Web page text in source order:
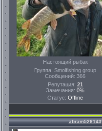
Настоящий рыбак
Группа: Smolfishing group
Сообщений: 366
Репутация: 21
Замечания: 0%
Статус: Offline
abram526143